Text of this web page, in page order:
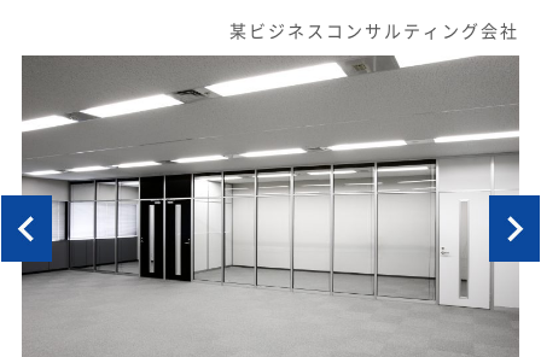
某ビジネスコンサルティング会社